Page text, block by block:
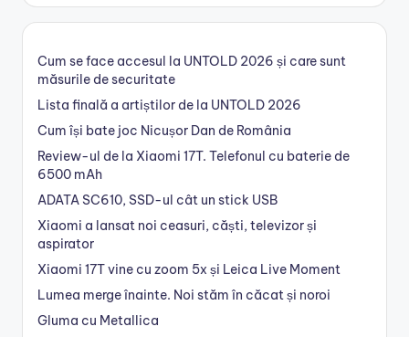
Cum se face accesul la UNTOLD 2026 și care sunt
măsurile de securitate
Lista finală a artiștilor de la UNTOLD 2026
Cum își bate joc Nicușor Dan de România
Review-ul de la Xiaomi 17T. Telefonul cu baterie de
6500 mAh
ADATA SC610, SSD-ul cât un stick USB
Xiaomi a lansat noi ceasuri, căști, televizor și
aspirator
Xiaomi 17T vine cu zoom 5x și Leica Live Moment
Lumea merge înainte. Noi stăm în căcat și noroi
Gluma cu Metallica